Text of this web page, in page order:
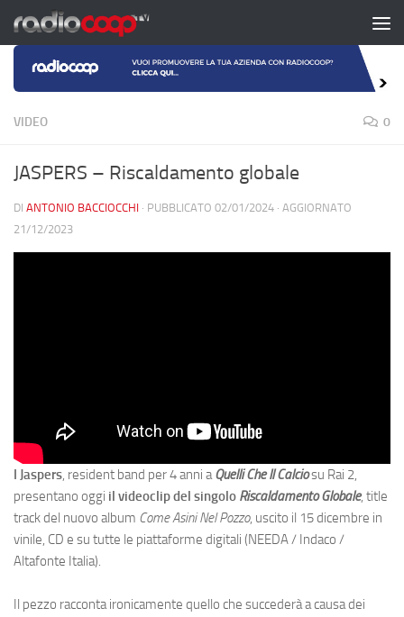
Salta al contenuto
VIDEO 0
JASPERS – Riscaldamento globale
DI ANTONIO BACCIOCCHI · PUBBLICATO 02/01/2024 · AGGIORNATO
21/12/2023
I Jaspers, resident band per 4 anni aQuelli Che Il Calciosu Rai 2,
presentano oggi il videoclip del singolo Riscaldamento Globale, title
track del nuovo album Come Asini Nel Pozzo, uscito il 15 dicembre in
vinile, CD e su tutte le piattaforme digitali (NEEDA / Indaco /
Altafonte Italia).
Il pezzo racconta ironicamente quello che succederà a causa dei